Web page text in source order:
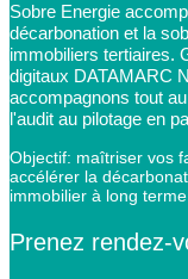
Sobre Energie
décarbonation et la
immobiliers tertiaires.
digitaux DATAMARC
accompagnons tout
l'audit au pilotage en
Objectif: maîtriser vos
accélérer la
immobilier à long
Prenez rendez-